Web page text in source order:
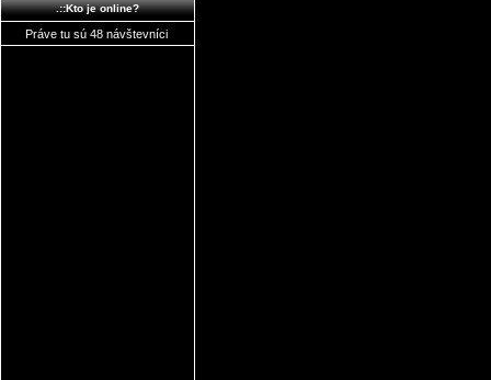
.::Kto je online?
Práve tu sú 48 návštevníci